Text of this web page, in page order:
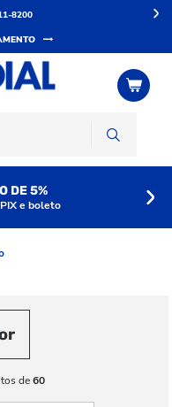
8200
DE 5%
e boleto
de60